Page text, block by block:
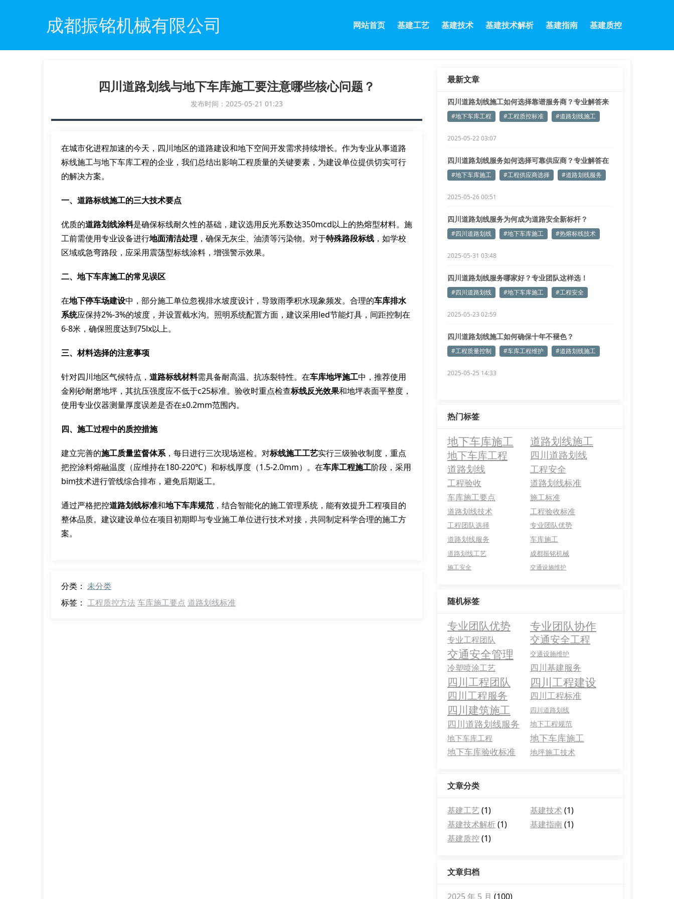
成都振铭机械有限公司 网站首页 基建工艺 基建技术 基建技术解析 基建指南 基建质控
四川道路划线与地下车库施工要注意哪些核心问题？
发布时间：2025-05-21 01:23
在城市化进程加速的今天，四川地区的道路建设和地下空间开发需求持续增长。作为专业从事道路
标线施工与地下车库工程的企业，我们总结出影响工程质量的关键要素，为建设单位提供切实可行
的解决方案。
一、道路标线施工的三大技术要点
优质的道路划线涂料是确保标线耐久性的基础，建议选用反光系数达350mcd以上的热熔型材料。施
工前需使用专业设备进行地面清洁处理 ，确保无灰尘、油渍等污染物。对于特殊路段标线 ，如学校
区域或急弯路段，应采用震荡型标线涂料，增强警示效果。
二、地下车库施工的常见误区
在地下停车场建设中，部分施工单位忽视排水坡度设计，导致雨季积水现象频发。合理的车库排水
系统应保持2%-3%的坡度，并设置截水沟。照明系统配置方面，建议采用led节能灯具，间距控制在
6-8米，确保照度达到75lx以上。
三、材料选择的注意事项
针对四川地区气候特点， 道路标线材料需具备耐高温、抗冻裂特性。在车库地坪施工中，推荐使用
金刚砂耐磨地坪，其抗压强度应不低于c25标准。验收时重点检查标线反光效果和地坪表面平整度，
使用专业仪器测量厚度误差是否在±0.2mm范围内。
四、施工过程中的质控措施
建立完善的施工质量监督体系，每日进行三次现场巡检。对标线施工工艺实行三级验收制度，重点
把控涂料熔融温度（应维持在180-220℃）和标线厚度（1.5-2.0mm）。在车库工程施工阶段，采用
bim技术进行管线综合排布，避免后期返工。
通过严格把控道路划线标准和地下车库规范，结合智能化的施工管理系统，能有效提升工程项目的
整体品质。建议建设单位在项目初期即与专业施工单位进行技术对接，共同制定科学合理的施工方
案。
分类： 未分类
标签： 工程质控方法车库施工要点 道路划线标准
最新文章
四川道路划线施工如何选择靠谱服务商？专业解答来
了#地下车库工程 #工程质控标准 #道路划线施工
2025-05-22 03:07
四川道路划线服务如何选择可靠供应商？专业解答在
这里
#地下车库施工 #工程供应商选择 #道路划线服务
2025-05-26 00:51
四川道路划线服务为何成为道路安全新标杆？
#四川道路划线 #地下车库施工 #热熔标线技术
2025-05-31 03:48
四川道路划线服务哪家好？专业团队这样选！
#四川道路划线 #地下车库施工 #工程安全
2025-05-23 02:59
四川道路划线施工如何确保十年不褪色？
#工程质量控制 #车库工程维护 #道路划线施工
2025-05-25 14:33
热门标签
地下车库施工
道路划线施工
地下车库工程
四川道路划线
道路划线 工程安全
工程验收 道路划线标准
车库施工要点
施工标准
道路划线技术
工程验收标准
工程团队选择
专业团队优势
道路划线服务
车库施工
道路划线工艺 成都振铭机械
施工安全 交通设施维护
随机标签
专业团队优势 专业团队协作
专业工程团队 交通安全工程
交通安全管理 交通设施维护
冷塑喷涂工艺 四川基建服务
四川工程团队 四川工程建设
四川工程服务 四川工程标准
四川建筑施工 四川道路划线
四川道路划线服务 地下工程规范
地下车库工程 地下车库施工
地下车库验收标准 地坪施工技术
文章分类
基建工艺(1) 基建技术(1)
基建技术解析(1) 基建指南(1)
基建质控 (1)
文章归档
2025 年 5 月 (100)